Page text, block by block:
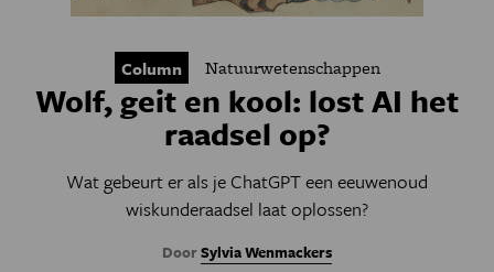
Column Natuurwetenschappen
Wolf, geit en kool: lost AI het
raadsel op?
Wat gebeurt er als je ChatGPT een eeuwenoud
wiskunderaadsel laat oplossen?
DoorSylvia Wenmackers